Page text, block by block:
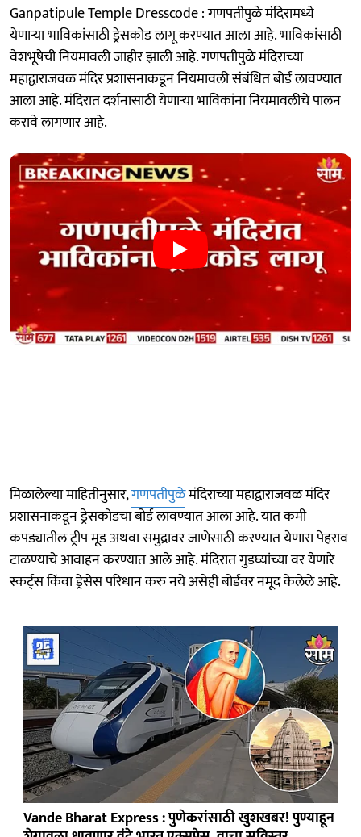
Ganpatipule Temple Dresscode : गणपतीपुळे मंदिरामध्ये
येणाऱ्या भाविकांसाठी ड्रेसकोड लागू करण्यात आला आहे. भाविकांसाठी
वेशभूषेची नियमावली जाहीर झाली आहे. गणपतीपुळे मंदिराच्या
महाद्वाराजवळ मंदिर प्रशासनाकडून नियमावली संबंधित बोर्ड लावण्यात
आला आहे. मंदिरात दर्शनासाठी येणाऱ्या भाविकांना नियमावलीचे पालन
करावे लागणार आहे.
मिळालेल्या माहितीनुसार,गणपतीपुळेमंदिराच्या महाद्वाराजवळ मंदिर
प्रशासनाकडून ड्रेसकोडचा बोर्ड लावण्यात आला आहे. यात कमी
कपड्यातील ट्रीप मूड अथवा समुद्रावर जाणेसाठी करण्यात येणारा पेहराव
टाळण्याचे आवाहन करण्यात आले आहे. मंदिरात गुडघ्यांच्या वर येणारे
स्कर्ट्स किंवा ड्रेसेस परिधान करु नये असेही बोर्डवर नमूद केलेले आहे.
Vande Bharat Express : पुणेकरांसाठी खुशखबर! पुण्याहून